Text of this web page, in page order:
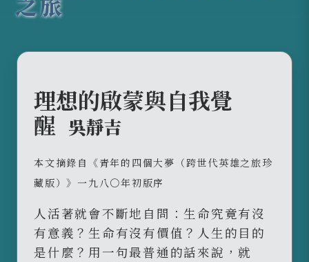
理想的啟蒙與自我覺
醒 吳靜吉
本文摘錄自《青年的四個大夢（跨世代英雄之旅珍
藏版）》一九八〇年初版序
人活著就會不斷地自問：生命究竟有沒
有意義？生命有沒有價值？人生的目的
是什麼？用一句最普通的話來說，就